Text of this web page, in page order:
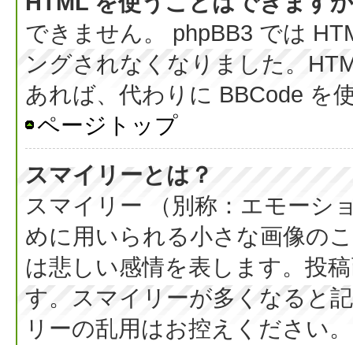
できません。 phpBB3 では
ングされなくなりました。
あれば、代わりに BBCode を
ページトップ
スマイリーとは？
スマイリー （別称：エモーシ
めに用いられる小さな画像の
は悲しい感情を表します。投
す。スマイリーが多くなると
リーの乱用はお控えください